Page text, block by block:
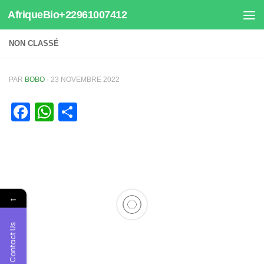
Au dessous du contenu
AfriqueBio+22961007412
NON CLASSÉ
PAR BOBO · 23 NOVEMBRE 2022
Facebook
WhatsApp
←
Contact Us